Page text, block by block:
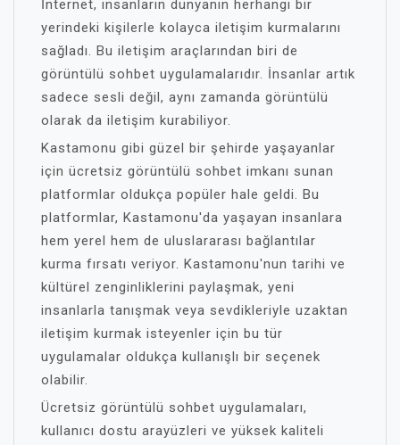
İnternet, insanların dünyanın herhangi bir
yerindeki kişilerle kolayca iletişim kurmalarını
sağladı. Bu iletişim araçlarından biri de
görüntülü sohbet uygulamalarıdır. İnsanlar artık
sadece sesli değil, aynı zamanda görüntülü
olarak da iletişim kurabiliyor.
Kastamonu gibi güzel bir şehirde yaşayanlar
için ücretsiz görüntülü sohbet imkanı sunan
platformlar oldukça popüler hale geldi. Bu
platformlar, Kastamonu'da yaşayan insanlara
hem yerel hem de uluslararası bağlantılar
kurma fırsatı veriyor. Kastamonu'nun tarihi ve
kültürel zenginliklerini paylaşmak, yeni
insanlarla tanışmak veya sevdikleriyle uzaktan
iletişim kurmak isteyenler için bu tür
uygulamalar oldukça kullanışlı bir seçenek
olabilir.
Ücretsiz görüntülü sohbet uygulamaları,
kullanıcı dostu arayüzleri ve yüksek kaliteli